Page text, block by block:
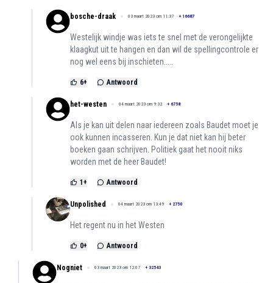
bosche-draak 03 maart 2023 om 11:37 + 16687
Westelijk windje was iets te snel met de verongelijkte
klaagkut uit te hangen en dan wil de spellingcontrole er
nog wel eens bij inschieten.....
6+ Antwoord
het-westen 04 maart 2023 om 9:32 + 6758
Als je kan uit delen naar iedereen zoals Baudet moet je
ook kunnen incasseren. Kun je dat niet kan hij beter
boeken gaan schrijven. Politiek gaat het nooit niks
worden met de heer Baudet!
1 + Antwoord
Unpolished 04 maart 2023 om 13:49 + 2750
Het regent nu in het Westen
0+ Antwoord
Nogniet 03 maart 2023 om 12:07 + 32543